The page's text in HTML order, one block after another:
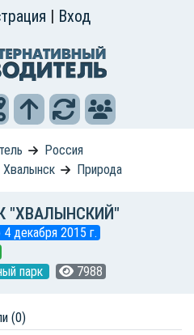
| Вход
Россия
Хвалынск Природа
"ХВАЛЫНСКИЙ"
декабря 2015 г.
парк 7988
(0)